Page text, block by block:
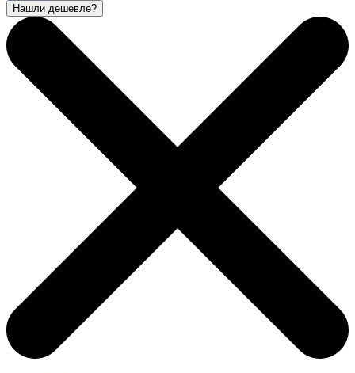
Нашли дешевле?